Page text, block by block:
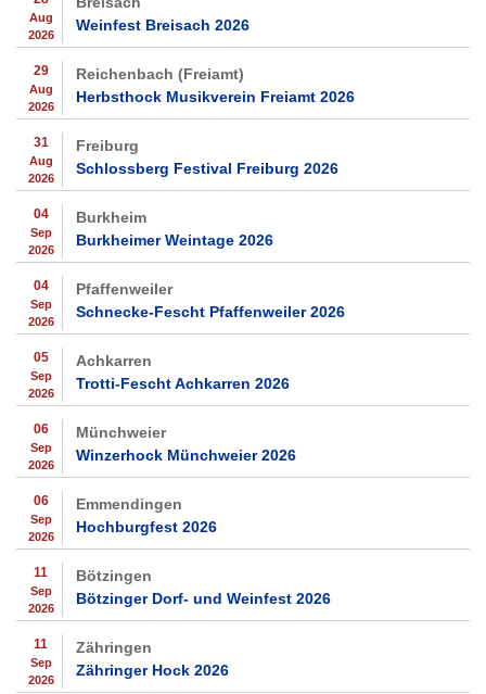
Aug
2026
Weinfest Breisach 2026
29
Aug
2026
Reichenbach (Freiamt)
Herbsthock Musikverein Freiamt 2026
31
Aug
2026
Freiburg
Schlossberg Festival Freiburg 2026
04
Sep
2026
Burkheim
Burkheimer Weintage 2026
04
Sep
2026
Pfaffenweiler
Schnecke-Fescht Pfaffenweiler 2026
05
Sep
2026
Achkarren
Trotti-Fescht Achkarren 2026
06
Sep
2026
Münchweier
Winzerhock Münchweier 2026
06
Sep
2026
Emmendingen
Hochburgfest 2026
11
Sep
2026
Bötzingen
Bötzinger Dorf- und Weinfest 2026
11
Sep
2026
Zähringen
Zähringer Hock 2026